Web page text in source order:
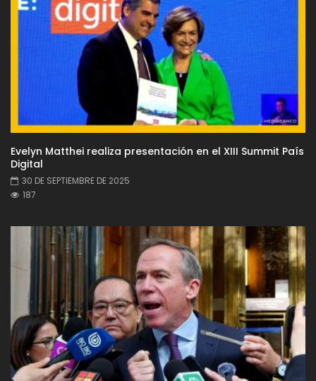
Evelyn Matthei realiza presentación en el XIII Summit País
Digital
30 DE SEPTIEMBRE DE 2025
187